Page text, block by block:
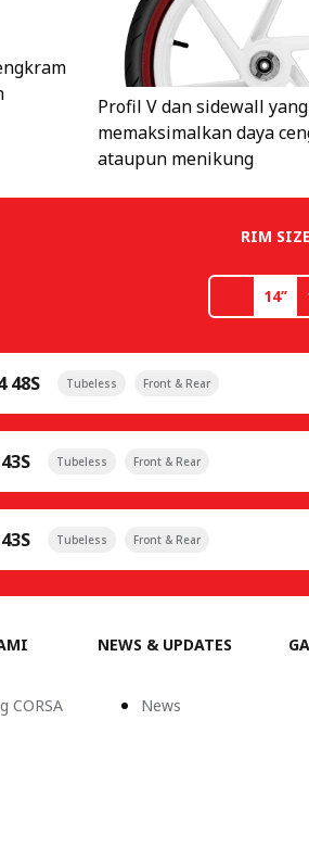
Profil V dan sidewall
memaksimalkan daya
ataupun menikung
RIM SIZE
14’’
48S Tubeless Front & Rear
Tubeless Front & Rear
Tubeless Front & Rear
CORSA
NEWS & UPDATES
News